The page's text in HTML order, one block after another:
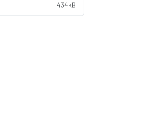
434kB